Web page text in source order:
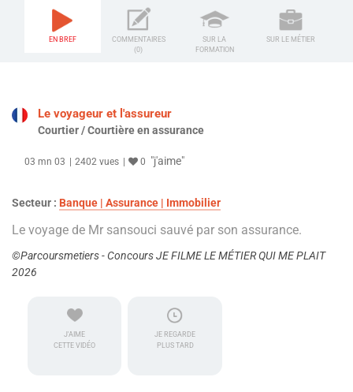
EN BREF
COMMENTAIRES
(0)
SUR LA
FORMATION
SUR LE MÉTIER
Le voyageur et l'assureur
Courtier / Courtière en assurance
03 mn 03 2402 vues 0 "j'aime"
Secteur : Banque | Assurance | Immobilier
Le voyage de Mr sansouci sauvé par son assurance.
©Parcoursmetiers - Concours JE FILME LE MÉTIER QUI ME PLAIT
2026
J'AIME
CETTE VIDÉO
JE REGARDE
PLUS TARD